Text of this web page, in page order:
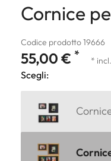
Cornice
Codice prodotto 19666
55,00 € * *
Scegli: